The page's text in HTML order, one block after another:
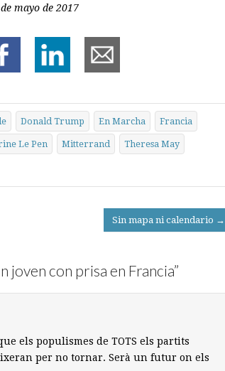
mayo de 2017
Donald Trump En Marcha Francia
Le Pen Mitterrand Theresa May
Sin mapa ni calendario →
joven con prisa en Francia”
els populismes de TOTS els partits
per no tornar. Serà un futur on els